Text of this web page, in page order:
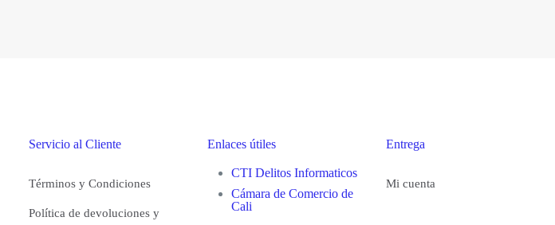
Servicio al Cliente
Términos y Condiciones
Política de devoluciones y
Enlaces útiles
CTI Delitos Informaticos
Cámara de Comercio de
Cali
Entrega
Mi cuenta